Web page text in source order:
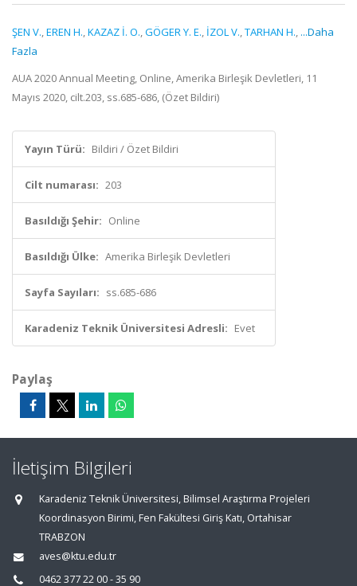
ŞEN V.,EREN H.,KAZAZ İ. O.,GÖGER Y. E., İZOL V.,TARHAN H., ...Daha
Fazla
AUA 2020 Annual Meeting, Online, Amerika Birleşik Devletleri, 11
Mayıs 2020, cilt.203, ss.685-686, (Özet Bildiri)
Yayın Türü: Bildiri / Özet Bildiri
Cilt numarası: 203
Basıldığı Şehir: Online
Basıldığı Ülke: Amerika Birleşik Devletleri
Sayfa Sayıları: ss.685-686
Karadeniz Teknik Üniversitesi Adresli: Evet
Paylaş
İletişim Bilgileri
Karadeniz Teknik Üniversitesi, Bilimsel Araştırma Projeleri
Koordinasyon Birimi, Fen Fakültesi Giriş Katı, Ortahisar
TRABZON
aves@ktu.edu.tr
0462 377 22 00 - 35 90